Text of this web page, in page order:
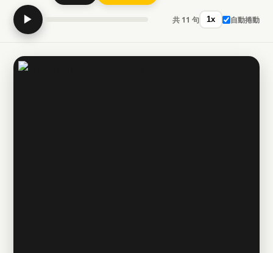
▶ 共 11 句 1x 自動捲動